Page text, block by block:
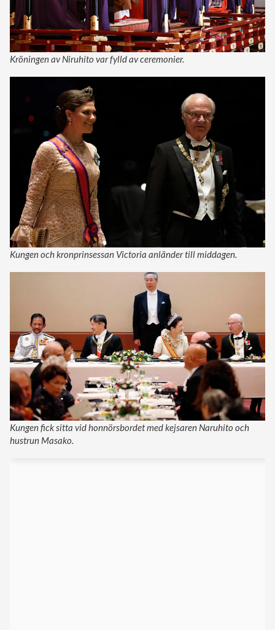
Kröningen av Niruhito var fylld av ceremonier.
Kungen och kronprinsessan Victoria anländer till middagen.
Kungen fick sitta vid honnörsbordet med kejsaren Naruhito och
hustrun Masako.